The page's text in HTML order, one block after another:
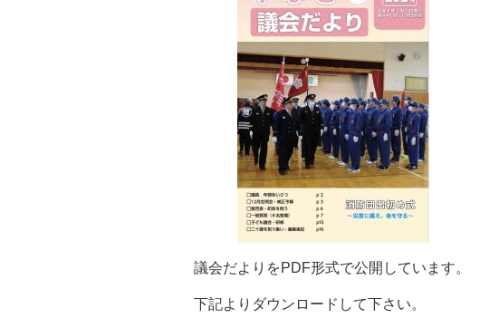
議会だよりをPDF形式で公開しています。
下記よりダウンロードして下さい。